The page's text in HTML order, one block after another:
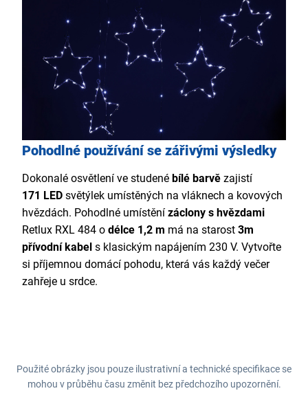
Pohodlné používání se zářivými výsledky
Dokonalé osvětlení ve studené bílé barvě zajistí
171 LED světýlek umístěných na vláknech a kovových
hvězdách. Pohodlné umístění záclony s hvězdami
Retlux RXL 484 o délce 1,2 m má na starost 3m
přívodní kabel s klasickým napájením 230 V. Vytvořte
si příjemnou domácí pohodu, která vás každý večer
zahřeje u srdce.
Použité obrázky jsou pouze ilustrativní a technické specifikace se
mohou v průběhu času změnit bez předchozího upozornění.